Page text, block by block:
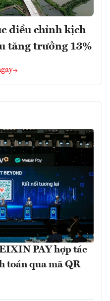
điều chỉnh kịch
tăng trưởng 13%
PAY hợp tác
toán qua mã QR